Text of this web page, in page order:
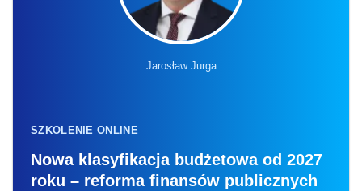
Jarosław Jurga
SZKOLENIE ONLINE
Nowa klasyfikacja budżetowa od 2027
roku – reforma finansów publicznych